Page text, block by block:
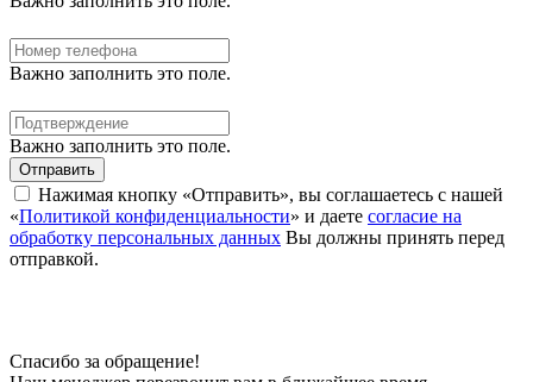
Важно заполнить это поле.
Важно заполнить это поле.
Отправить
Нажимая кнопку «Отправить», вы соглашаетесь с нашей
«Политикой конфиденциальности» и даете согласие на
обработку персональных данных Вы должны принять перед
отправкой.
Спасибо за обращение!